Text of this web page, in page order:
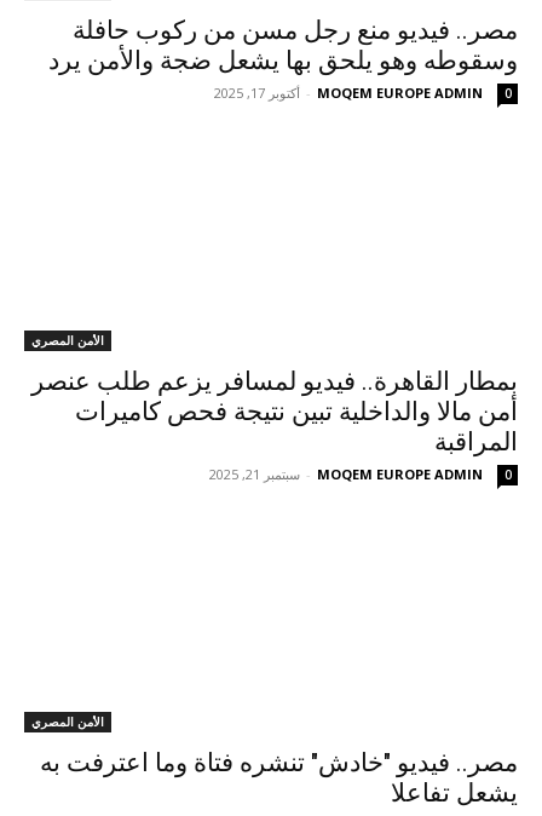
مصر.. فيديو منع رجل مسن من ركوب حافلة
وسقوطه وهو يلحق بها يشعل ضجة والأمن يرد
MOQEM EUROPE ADMIN
- أكتوبر 17, 2025 0
الأمن المصري
بمطار القاهرة.. فيديو لمسافر يزعم طلب عنصر
أمن مالا والداخلية تبين نتيجة فحص كاميرات
المراقبة
MOQEM EUROPE ADMIN
- سبتمبر 21, 2025 0
الأمن المصري
مصر.. فيديو "خادش" تنشره فتاة وما اعترفت به
يشعل تفاعلا